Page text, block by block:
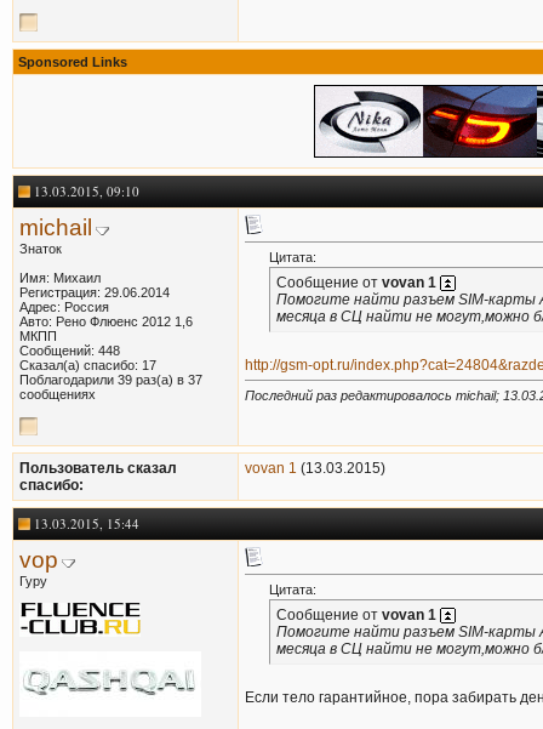
Sponsored Links
13.03.2015, 09:10
michail
Знаток
Имя: Михаил
Регистрация: 29.06.2014
Адрес: Россия
Авто: Рено Флюенс 2012 1,6
МКПП
Сообщений: 448
Сказал(а) спасибо: 17
Поблагодарили 39 раз(а) в 37
сообщениях
Цитата:
Сообщение от vovan 1
Помогите найти разъем SIM-карты
месяца в СЦ найти не могут,можно
http://gsm-opt.ru/
Последний раз редактировалось michail;
Пользователь сказал
cпасибо:
vovan 1 (13.03.2015)
13.03.2015, 15:44
vop
Гуру
Цитата:
Сообщение от vovan 1
Помогите найти разъем SIM-карты
месяца в СЦ найти не могут,можно
Если тело гарантийное, пора забирать